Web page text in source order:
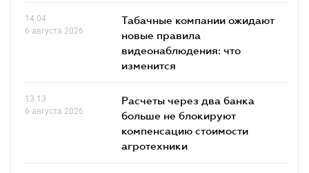
14.04
6 августа 2026
Табачные компании ожидают
новые правила
видеонаблюдения: что
изменится
13.13
6 августа 2026
Расчеты через два банка
больше не блокируют
компенсацию стоимости
агротехники